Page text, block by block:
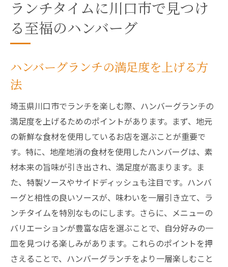
ランチタイムに川口市で見つけ
る至福のハンバーグ
ハンバーグランチの満足度を上げる方
法
埼玉県川口市でランチを楽しむ際、ハンバーグランチの
満足度を上げるためのポイントがあります。まず、地元
の新鮮な食材を使用しているお店を選ぶことが重要で
す。特に、地産地消の食材を使用したハンバーグは、素
材本来の旨味が引き出され、満足度が高まります。ま
た、特製ソースやサイドディッシュも注目です。ハンバ
ーグと相性の良いソースが、味わいを一層引き立て、ラ
ンチタイムを特別なものにします。さらに、メニューの
バリエーションが豊富な店を選ぶことで、自分好みの一
皿を見つける楽しみがあります。これらのポイントを押
さえることで、ハンバーグランチをより一層楽しむこと